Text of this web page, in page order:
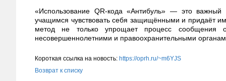
«Использование QR-кода «Антибуль» — это
учащимся чувствовать себя защищёнными и придаёт
метод не только упрощает процесс сообщения
несовершеннолетними и правоохранительными
Короткая ссылка на новость: https://oprh.ru/~m6YJS
Возврат к списку